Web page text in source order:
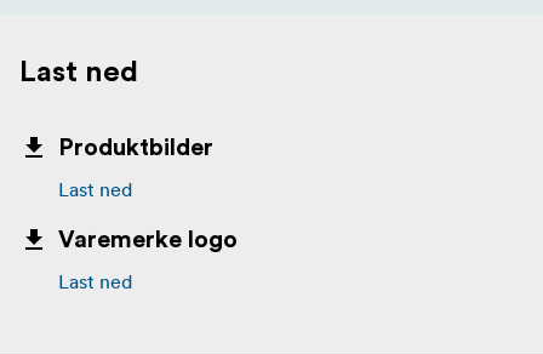
Last ned
Produktbilder
Last ned
Varemerke logo
Last ned